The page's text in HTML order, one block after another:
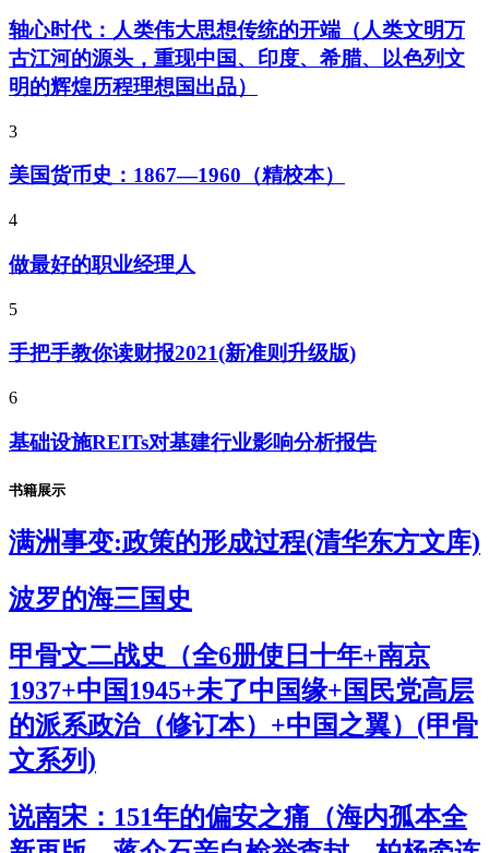
轴心时代：人类伟大思想传统的开端（人类文明万
古江河的源头，重现中国、印度、希腊、以色列文
明的辉煌历程理想国出品）
3
美国货币史：1867—1960（精校本）
4
做最好的职业经理人
5
手把手教你读财报2021(新准则升级版)
6
基础设施REITs对基建行业影响分析报告
书籍展示
满洲事变:政策的形成过程(清华东方文库)
波罗的海三国史
甲骨文二战史（全6册使日十年+南京
1937+中国1945+未了中国缘+国民党高层
的派系政治（修订本）+中国之翼）(甲骨
文系列)
说南宋：151年的偏安之痛（海内孤本全